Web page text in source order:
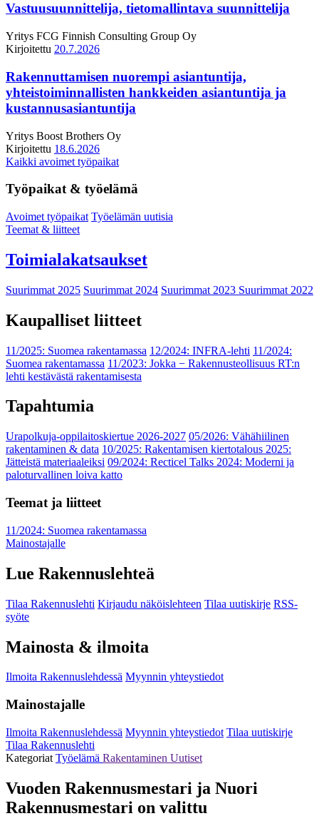
Vastuusuunnittelija, tietomallintava suunnittelija
Yritys FCG Finnish Consulting Group Oy
Kirjoitettu 20.7.2026
Rakennuttamisen nuorempi asiantuntija,
yhteistoiminnallisten hankkeiden asiantuntija ja
kustannusasiantuntija
Yritys Boost Brothers Oy
Kirjoitettu 18.6.2026
Kaikki avoimet työpaikat
Työpaikat & työelämä
Avoimet työpaikat Työelämän uutisia
Teemat & liitteet
Toimialakatsaukset
Suurimmat 2025 Suurimmat 2024 Suurimmat 2023 Suurimmat 2022
Kaupalliset liitteet
11/2025: Suomea rakentamassa 12/2024: INFRA-lehti 11/2024:
Suomea rakentamassa 11/2023: Jokka − Rakennusteollisuus RT:n
lehti kestävästä rakentamisesta
Tapahtumia
Urapolkuja-oppilaitoskiertue 2026-2027 05/2026: Vähähiilinen
rakentaminen & data 10/2025: Rakentamisen kiertotalous 2025:
Jätteistä materiaaleiksi 09/2024: Recticel Talks 2024: Moderni ja
paloturvallinen loiva katto
Teemat ja liitteet
11/2024: Suomea rakentamassa
Mainostajalle
Lue Rakennuslehteä
Tilaa Rakennuslehti Kirjaudu näköislehteen Tilaa uutiskirje RSS-
syöte
Mainosta & ilmoita
Ilmoita Rakennuslehdessä Myynnin yhteystiedot
Mainostajalle
Ilmoita Rakennuslehdessä Myynnin yhteystiedot Tilaa uutiskirje
Tilaa Rakennuslehti
Kategoriat Työelämä Rakentaminen Uutiset
Vuoden Rakennusmestari ja Nuori
Rakennusmestari on valittu